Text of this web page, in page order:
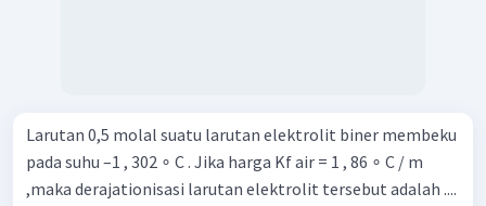
Larutan 0,5 molal suatu larutan elektrolit biner membeku
pada suhu –1 , 302 ∘ C . Jika harga Kf air = 1 , 86 ∘ C / m
,maka derajationisasi larutan elektrolit tersebut adalah ....